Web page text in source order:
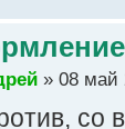
» 08 май
со